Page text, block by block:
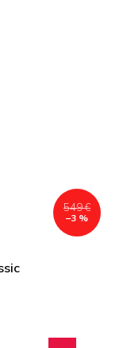
549 €
–3 %